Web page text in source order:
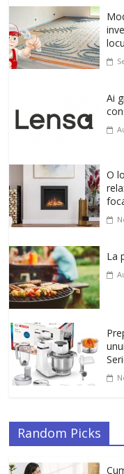
și iluminare LED
February 20, 2026 0
un
cu
Un
Ai
O
La
Random Picks